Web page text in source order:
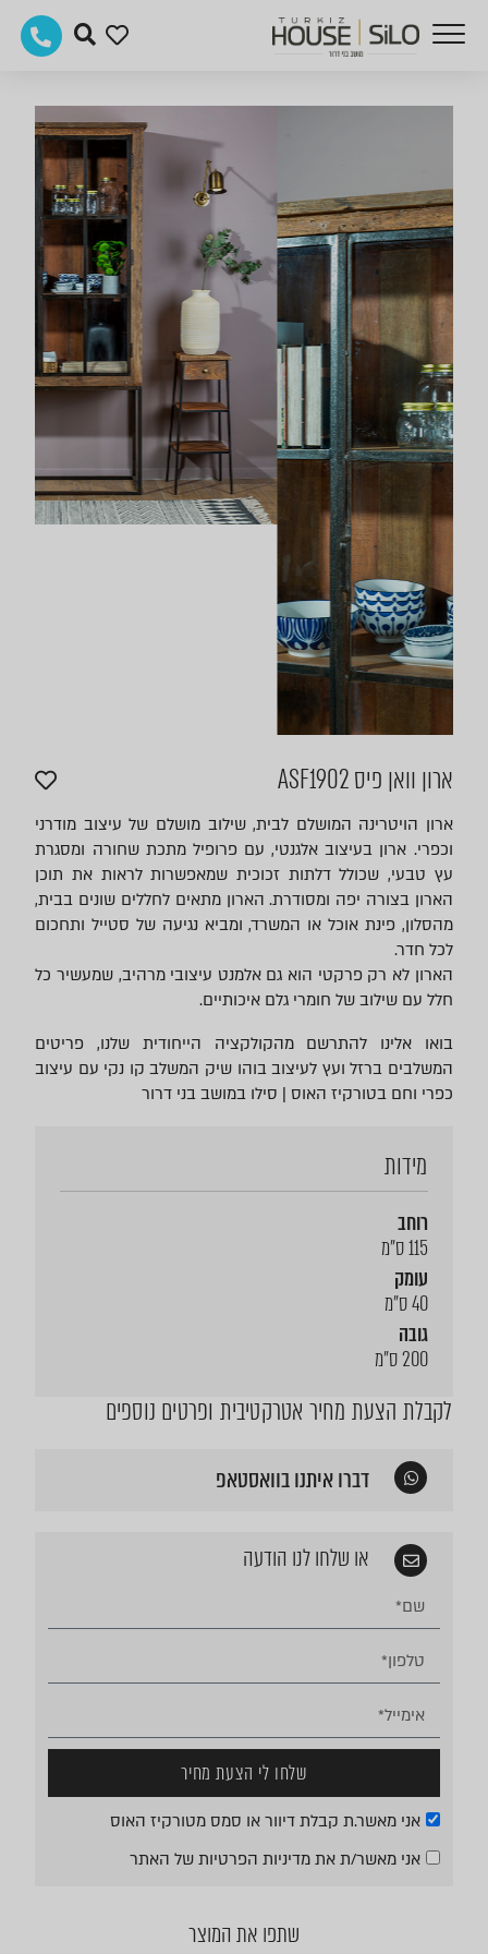
ארון וואן פיס ASF1902
ארון הויטרינה המושלם לבית, שילוב מושלם של עיצוב מודרני
וכפרי. ארון בעיצוב אלגנטי, עם פרופיל מתכת שחורה ומסגרת
עץ טבעי, שכולל דלתות זכוכית שמאפשרות לראות את תוכן
הארון בצורה יפה ומסודרת. הארון מתאים לחללים שונים בבית,
מהסלון, פינת אוכל או המשרד, ומביא נגיעה של סטייל ותחכום
לכל חדר.
הארון לא רק פרקטי הוא גם אלמנט עיצובי מרהיב, שמעשיר כל
חלל עם שילוב של חומרי גלם איכותיים.
בואו אלינו להתרשם מהקולקציה הייחודית שלנו, פריטים
המשלבים ברזל ועץ לעיצוב בוהו שיק המשלב קו נקי עם עיצוב
כפרי וחם בטורקיז האוס | סילו במושב בני דרור
מידות
רוחב
115 ס"מ
עומק
40 ס"מ
גובה
200 ס"מ
לקבלת הצעת מחיר אטרקטיבית ופרטים נוספים
דברו איתנו בוואסטאפ
או שלחו לנו הודעה
אני מאשר.ת קבלת דיוור או סמס מטורקיז האוס
אני מאשר/ת את מדיניות הפרטיותשל האתר
שלחו לי הצעת מחיר
שתפו את המוצר